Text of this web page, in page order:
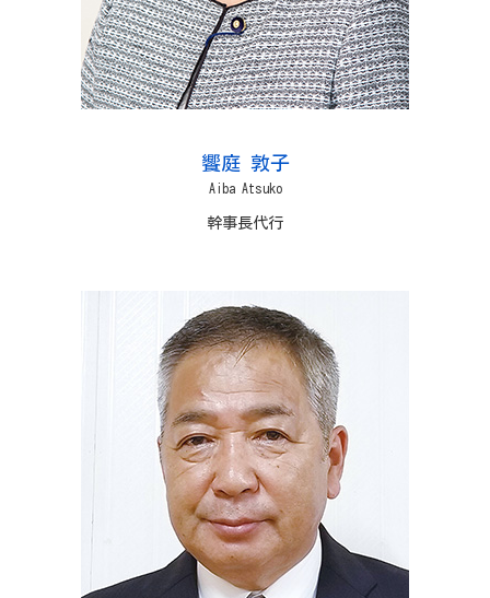
饗庭 敦子
Aiba Atsuko
幹事長代行